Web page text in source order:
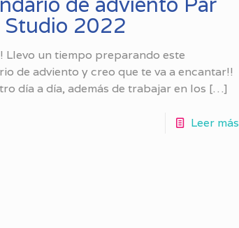
Studio 2022
Llevo un tiempo preparando este
de adviento y creo que te va a encantar!!
día a día, además de trabajar en los […]
Leer más